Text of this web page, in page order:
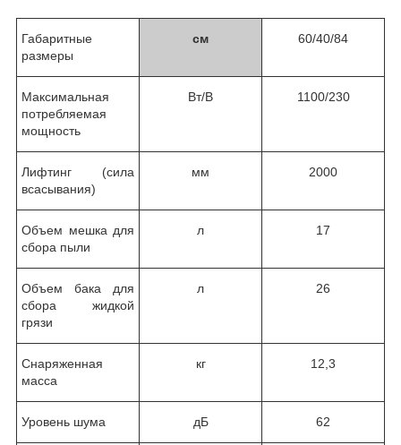
Габаритные
размеры
см 60/40/84
Максимальная
потребляемая
мощность
Вт/В 1100/230
Лифтинг (сила
всасывания)
мм 2000
Объем мешка для
сбора пыли
л 17
Объем бака для
сбора жидкой
грязи
л 26
Снаряженная
масса
кг 12,3
Уровень шума дБ 62